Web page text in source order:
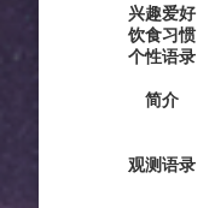
兴趣爱好
饮食习惯
个性语录
简介
观测语录